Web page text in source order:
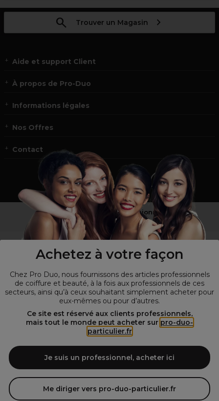
Achetez à votre façon
Chez Pro Duo, nous fournissons des articles professionnels
de coiffure et beauté, à la fois aux professionnels de ces
secteurs, ainsi qu’à ceux souhaitant simplement acheter pour
eux-mêmes ou pour d’autres.
Ce site est réservé aux clients professionnels,
mais tout le monde peut acheter sur pro-duo-
particulier.fr
Je suis un professionnel, acheter ici
Me diriger vers pro-duo-particulier.fr
Trouver un Magasin
Aide et support Client
À propos de Pro-Duo
Informations légales
Nos Offres
Contact
Vous n’êtes pas un professionnel ?
Visitez notre site pourles particuliers !
© Tous droits réservés © Pro-Duo
Spécialiste de la coiffure et de la beauté, nous vous proposons une
large sélection de produits professionnels pour la coiffure et
l'esthétique autour d'un choix de grandes marques qui font de Pro-
de beauté! Notre gamme de produits s’adresse également à tous ceux
qui sont à la recherche de produits et d'accessoires de coiffure et de